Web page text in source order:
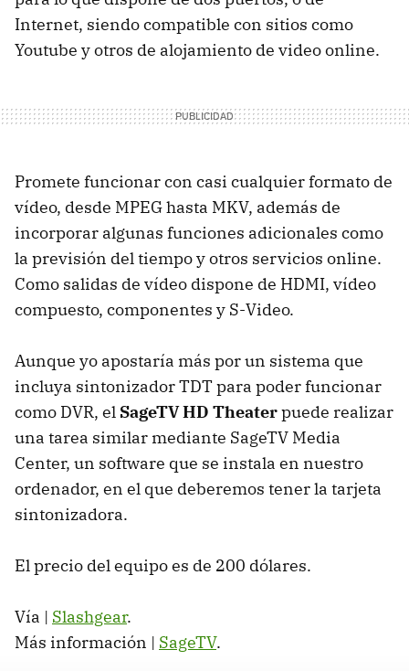
Internet, siendo compatible con sitios como
Youtube y otros de alojamiento de video online.
Promete funcionar con casi cualquier formato de
vídeo, desde MPEGhasta MKV, además de
incorporar algunas funciones adicionales como
la previsión del tiempo y otros servicios online.
Como salidas de vídeo dispone de HDMI, vídeo
compuesto, componentes y S-Video.
Aunque yo apostaría más por un sistema que
incluya sintonizadorTDTpara poder funcionar
como DVR, el SageTV HD Theaterpuede realizar
una tarea similar mediante SageTV Media
Center, un software que se instala en nuestro
ordenador, en el que deberemos tener la tarjeta
sintonizadora.
El precio del equipo es de 200 dólares.
Vía | Slashgear.
Más información | SageTV.